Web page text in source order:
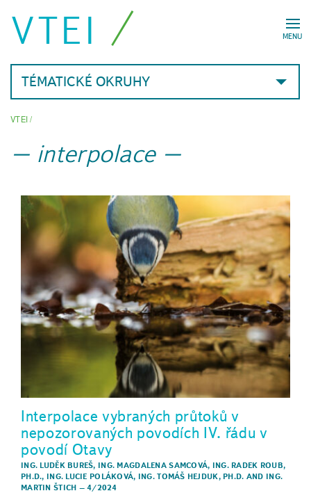
MENU
VTEI
TÉMATICKÉ OKRUHY
VTEI/
interpolace
Interpolace vybraných průtoků v
nepozorovaných povodích IV. řádu v
povodí Otavy
ING. LUDĚK BUREŠ, ING. MAGDALENA SAMCOVÁ, ING. RADEK ROUB,
PH.D., ING. LUCIE POLÁKOVÁ, ING. TOMÁŠ HEJDUK, PH.D. AND ING.
MARTIN ŠTICH –4/2024